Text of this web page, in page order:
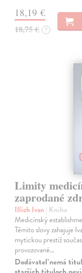
18,19 €
18,75 € ?
Limity
zaprodané
Illich Ivan | Kniha
Medicínský
Těmito slovy zahajuje
mytickou prestiž
provozované…
Dodávateľ nemá